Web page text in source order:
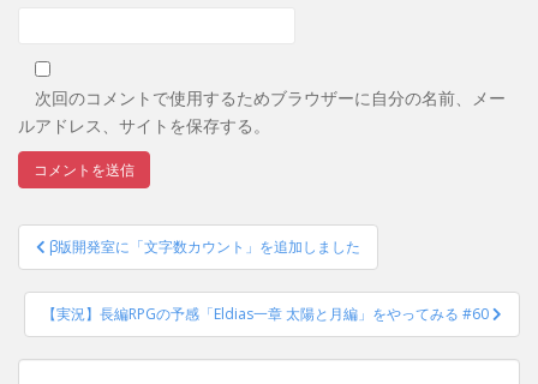
次回のコメントで使用するためブラウザーに自分の名前、メー
ルアドレス、サイトを保存する。
投
稿
ナ
ビ
ゲ
β版開発室に「文字数カウント」を追加しました
【実況】長編RPGの予感「Eldias一章 太陽と月編」をやってみる #60